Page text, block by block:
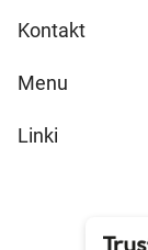
Kontakt
Menu
Linki